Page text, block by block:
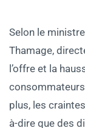
Selon le
Thamage,
l’offre et la
plus, les
à-dire que des